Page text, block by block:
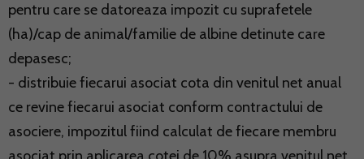
pentru care se datoreaza impozit cu suprafetele
(ha)/cap de animal/familie de albine detinute care
depasesc;
- distribuie fiecarui asociat cota din venitul net anual
ce revine fiecarui asociat conform contractului de
asociere, impozitul fiind calculat de fiecare membru